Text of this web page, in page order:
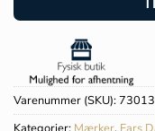
Varenummer (SKU):